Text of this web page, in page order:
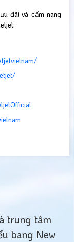
đãi và cẩm nang
trung tâm
bang New